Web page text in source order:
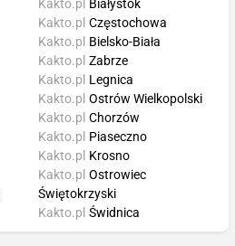
Kakto.pl
Białystok
Kakto.pl Częstochowa
Kakto.pl Bielsko-Biała
Kakto.pl Zabrze
Kakto.pl Legnica
Kakto.pl Ostrów Wielkopolski
Kakto.pl Chorzów
Kakto.pl Piaseczno
Kakto.pl Krosno
Kakto.pl Ostrowiec
Świętokrzyski
Kakto.pl Świdnica